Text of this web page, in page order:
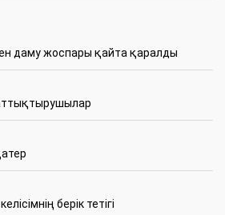
даму жоспары қайта қаралды
берік тетігі